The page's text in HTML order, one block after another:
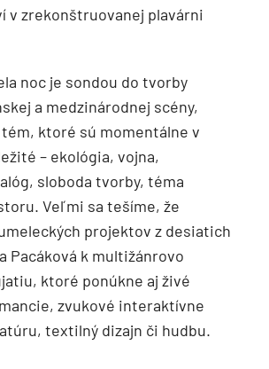
v zrekonštruovanej plavárni
noc je sondou do tvorby
a medzinárodnej scény,
ktoré sú momentálne v
– ekológia, vojna,
sloboda tvorby, téma
Veľmi sa tešíme, že
projektov z desiatich
Pacáková k multižánrovo
ktoré ponúkne aj živé
zvukové interaktívne
textilný dizajn či hudbu.